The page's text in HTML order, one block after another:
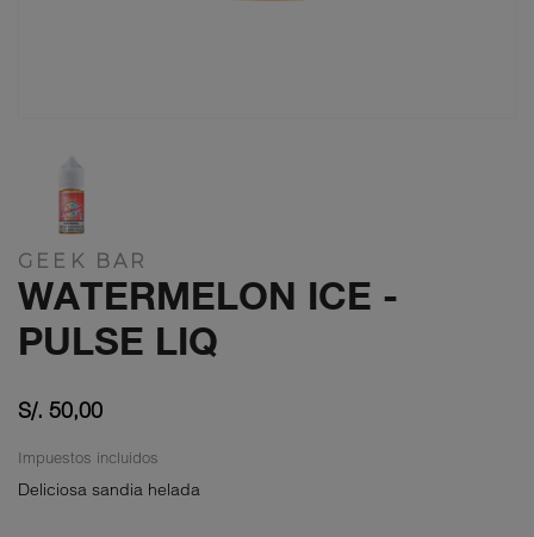
GEEK BAR
WATERMELON ICE -
PULSE LIQ
S/. 50,00
Impuestos incluidos
Deliciosa sandia helada